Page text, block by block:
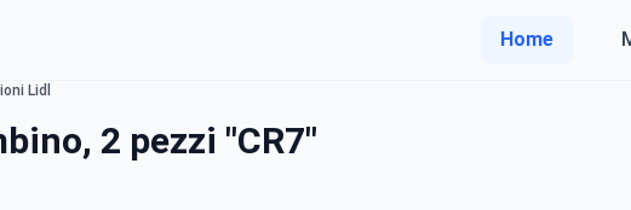
Home
Lidl
2 pezzi "CR7"